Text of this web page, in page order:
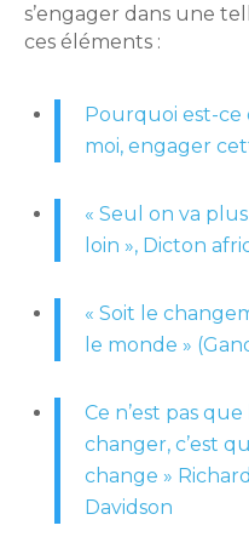
s’engager dans une
ces éléments :
Pourquoi est-ce
moi, engager
« Seul on va
loin », Dicton
« Soit le
le monde »
Ce n’est pas
changer, c’est
change »
Davidson